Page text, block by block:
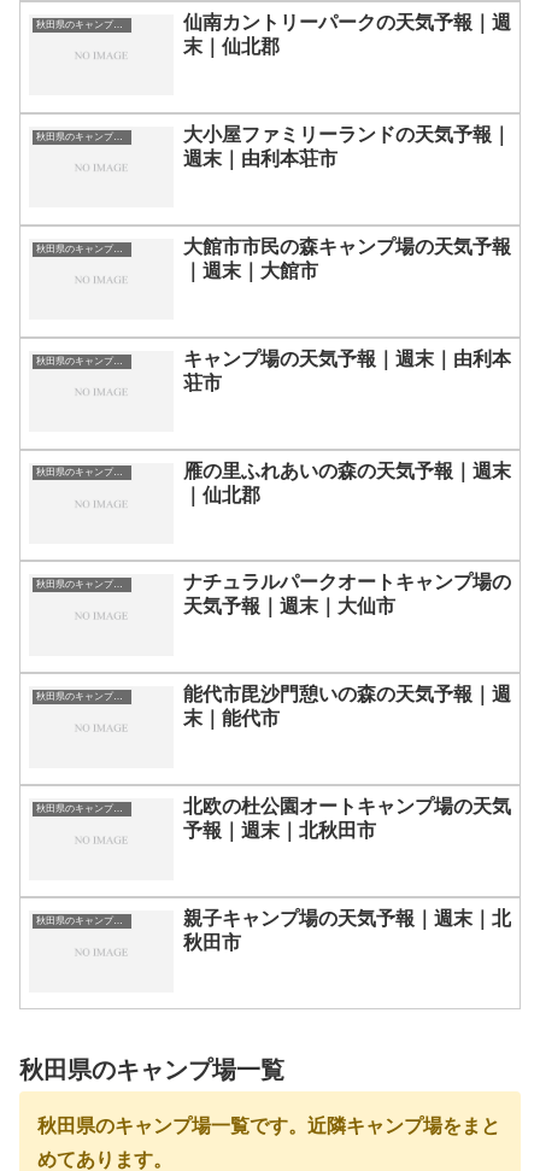
秋田県のキャンプ場一覧
仙南カントリーパークの天気予報｜週
末｜仙北郡
秋田県のキャンプ場一覧
大小屋ファミリーランドの天気予報｜
週末｜由利本荘市
秋田県のキャンプ場一覧
大館市市民の森キャンプ場の天気予報
｜週末｜大館市
秋田県のキャンプ場一覧
キャンプ場の天気予報｜週末｜由利本
荘市
秋田県のキャンプ場一覧
雁の里ふれあいの森の天気予報｜週末
｜仙北郡
秋田県のキャンプ場一覧
ナチュラルパークオートキャンプ場の
天気予報｜週末｜大仙市
秋田県のキャンプ場一覧
能代市毘沙門憩いの森の天気予報｜週
末｜能代市
秋田県のキャンプ場一覧
北欧の杜公園オートキャンプ場の天気
予報｜週末｜北秋田市
秋田県のキャンプ場一覧
親子キャンプ場の天気予報｜週末｜北
秋田市
秋田県のキャンプ場一覧
秋田県のキャンプ場一覧です。近隣キャンプ場をまと
めてあります。